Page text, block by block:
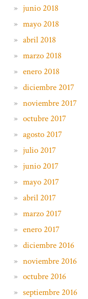
junio 2018
mayo 2018
abril 2018
marzo 2018
enero 2018
diciembre 2017
noviembre 2017
octubre 2017
agosto 2017
julio 2017
junio 2017
mayo 2017
abril 2017
marzo 2017
enero 2017
diciembre 2016
noviembre 2016
octubre 2016
septiembre 2016